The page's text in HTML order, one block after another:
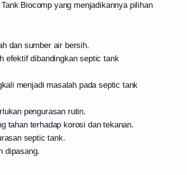
Biocomp yang menjadikannya pilihan
dan sumber air bersih.
efektif dibandingkan septic tank
menjadi masalah pada septic tank
pengurasan rutin.
tahan terhadap korosi dan tekanan.
septic tank.
dipasang.